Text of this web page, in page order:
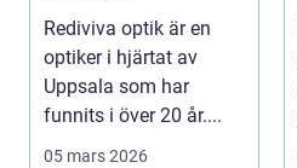
Rediviva optik är en
optiker i hjärtat av
Uppsala som har
funnits i över 20 år....
05 mars 2026